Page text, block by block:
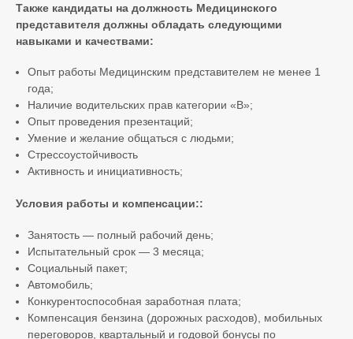
Также кандидаты на должность Медицинского
представителя должны обладать следующими
навыками и качествами:
Опыт работы Медицинским представителем не менее 1
года;
Наличие водительских прав категории «В»;
Опыт проведения презентаций;
Умение и желание общаться с людьми;
Стрессоустойчивость
Активность и инициативность;
Условия работы и компенсации::
Занятость — полный рабочий день;
Испытательный срок — 3 месяца;
Социальный пакет;
Автомобиль;
Конкурентоспособная заработная плата;
Компенсация бензина (дорожных расходов), мобильных
переговоров, квартальный и годовой бонусы по